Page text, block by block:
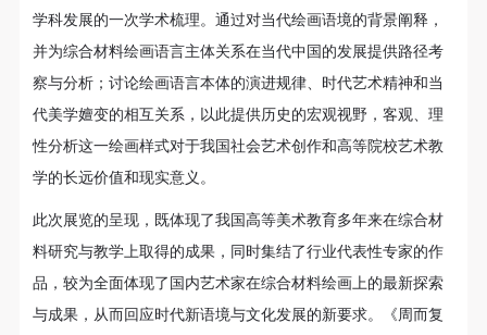
学科发展的一次学术梳理。通过对当代绘画语境的背景阐释，
并为综合材料绘画语言主体关系在当代中国的发展提供路径考
察与分析；讨论绘画语言本体的演进规律、时代艺术精神和当
代美学嬗变的相互关系，以此提供历史的宏观视野，客观、理
性分析这一绘画样式对于我国社会艺术创作和高等院校艺术教
学的长远价值和现实意义。
此次展览的呈现，既体现了我国高等美术教育多年来在综合材
料研究与教学上取得的成果，同时集结了行业代表性专家的作
品，较为全面体现了国内艺术家在综合材料绘画上的最新探索
与成果，从而回应时代新语境与文化发展的新要求。《周而复
人民共和国民法通则》若干问题的意见（试行）>的
有关规定，为明确肖像许可方（甲方）和使用方（乙
方）的权利义务关系，经双方友好协商，甲乙双方就
带有甲方肖像的作品的使用达成如下一致协议：
一、 一般约定
（1）、甲方为本协议中的肖像权人，自愿将自己的
途。
（2）、乙方中央美术学院美术馆是一所具有标志
性、专业性、国际化的现代公共美术馆。中央美术学
院美术馆与时代同行，努力塑造一个开放、自由、学
人民共和国民法通则》若干问题的意见（试行）>的
有关规定，为明确肖像许可方（甲方）和使用方（乙
方）的权利义务关系，经双方友好协商，甲乙双方就
带有甲方肖像的作品的使用达成如下一致协议：
一、 一般约定
（1）、甲方为本协议中的肖像权人，自愿将自己的
途。
（2）、乙方中央美术学院美术馆是一所具有标志
性、专业性、国际化的现代公共美术馆。中央美术学
院美术馆与时代同行，努力塑造一个开放、自由、学
人民共和国民法通则》若干问题的意见（试行）>的
有关规定，为明确肖像许可方（甲方）和使用方（乙
方）的权利义务关系，经双方友好协商，甲乙双方就
带有甲方肖像的作品的使用达成如下一致协议：
一、 一般约定
（1）、甲方为本协议中的肖像权人，自愿将自己的
途。
（2）、乙方中央美术学院美术馆是一所具有标志
性、专业性、国际化的现代公共美术馆。中央美术学
院美术馆与时代同行，努力塑造一个开放、自由、学